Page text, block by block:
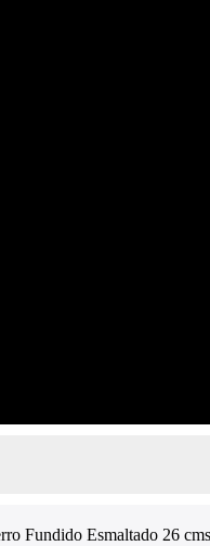
Fundido Esmaltado 26